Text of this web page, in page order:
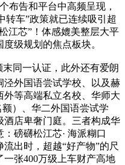
布告和平台中高频呈现，
转车”政策就已连续吸引超
江芯”！体感媲美整层大平
级规划的焦点板块。
同一认证，此外还有爱朗
外国语尝试学校、以及赫
等高端私立名校、华师大
）、华二外国语尝试学
店卑奢门庭。三者构成华
磅礴松江芯· 海派糊口
出时，超越“好产物”的尺
张400万级上车财产高地